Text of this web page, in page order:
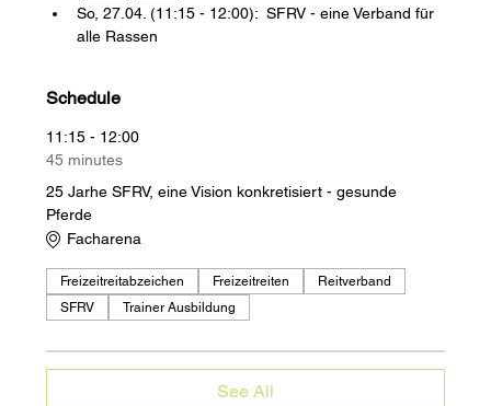
So, 27.04. (11:15 - 12:00):  SFRV - eine Verband für
alle Rassen
Schedule
11:15 - 12:00
45 minutes
25 Jarhe SFRV, eine Vision konkretisiert - gesunde
Pferde
Facharena
Freizeitreitabzeichen Freizeitreiten
Reitverband
SFRV
Trainer Ausbildung
See All